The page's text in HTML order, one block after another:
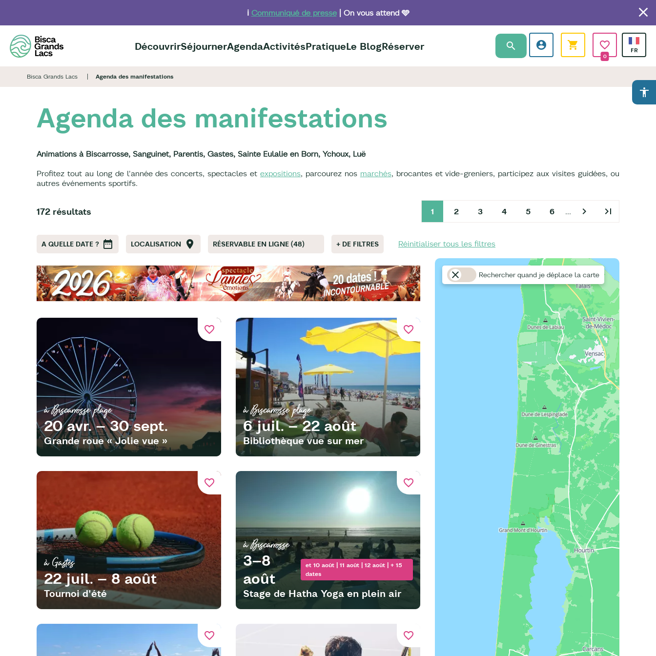
contenu
principal
ℹ️ Communiqué de presse| On vous attend 🩵
DécouvrirSéjournerAgendaActivitésPratiqueLe BlogRéserver
0
Bisca Grands Lacs Agenda des manifestations
accessibility
Agenda des manifestations
Animations à Biscarrosse, Sanguinet, Parentis, Gastes, Sainte Eulalie en Born, Ychoux, Luë
Profitez tout au long de l'année des concerts, spectacles etexpositions, parcourez nos marchés, brocantes et vide-greniers, participez aux visites guidées, ou
autres événements sportifs.
172 résultats 1 2 3 4 5 6 … chevron_right last_page
A QUELLE DATE ? LOCALISATION RÉSERVABLE EN LIGNE (48) + DE FILTRES Réinitialiser tous les filtres
favorite_border
à Biscarrosse plage
20 avr. – 30 sept.
Grande roue « Jolie vue »
favorite_border
à Biscarrosse plage
6 juil. – 22 août
Bibliothèque vue sur mer
favorite_border
à Gastes
22 juil. – 8 août
Tournoi d'été
favorite_border
à Biscarrosse
3–8
août
et 10 août | 11 août | 12 août | + 15
dates
Stage de Hatha Yoga en plein air
favorite_border favorite_border
Rechercher quand je déplace la carte